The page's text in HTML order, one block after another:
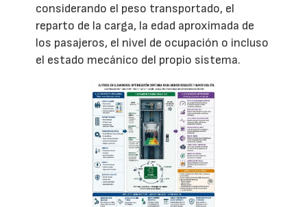
considerando el peso transportado, el
reparto de la carga, la edad aproximada de
los pasajeros, el nivel de ocupación o incluso
el estado mecánico del propio sistema.